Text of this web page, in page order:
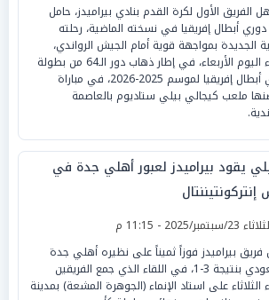
الفريق الأول لكرة القدم بنادي بيراميدز، حامل
أبطال إفريقيا في نسخته الماضية، رحلته
الجديدة بمواجهة قوية أمام الجيش الرواندي،
مساء اليوم الأربعاء، في إطار ذهاب دور الـ64 من بطولة
دوري أبطال إفريقيا لموسم 2025-2026، في مباراة
ملعب كيجالي بيلي ستاديوم بالعاصمة
يقود بيراميدز لعبور أهلي جدة في
23/سبتمبر/2025 - 11:15 م
بيراميدز فوزاً ثميناً على نظيره أهلي جدة
السعودي بنتيجة 3-1، في اللقاء الذي جمع الفريقين
الثلاثاء على استاد الإنماء (الجوهرة المشعة) بمدينة